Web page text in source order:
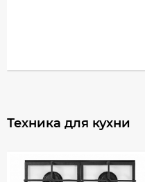
Техника для кухни